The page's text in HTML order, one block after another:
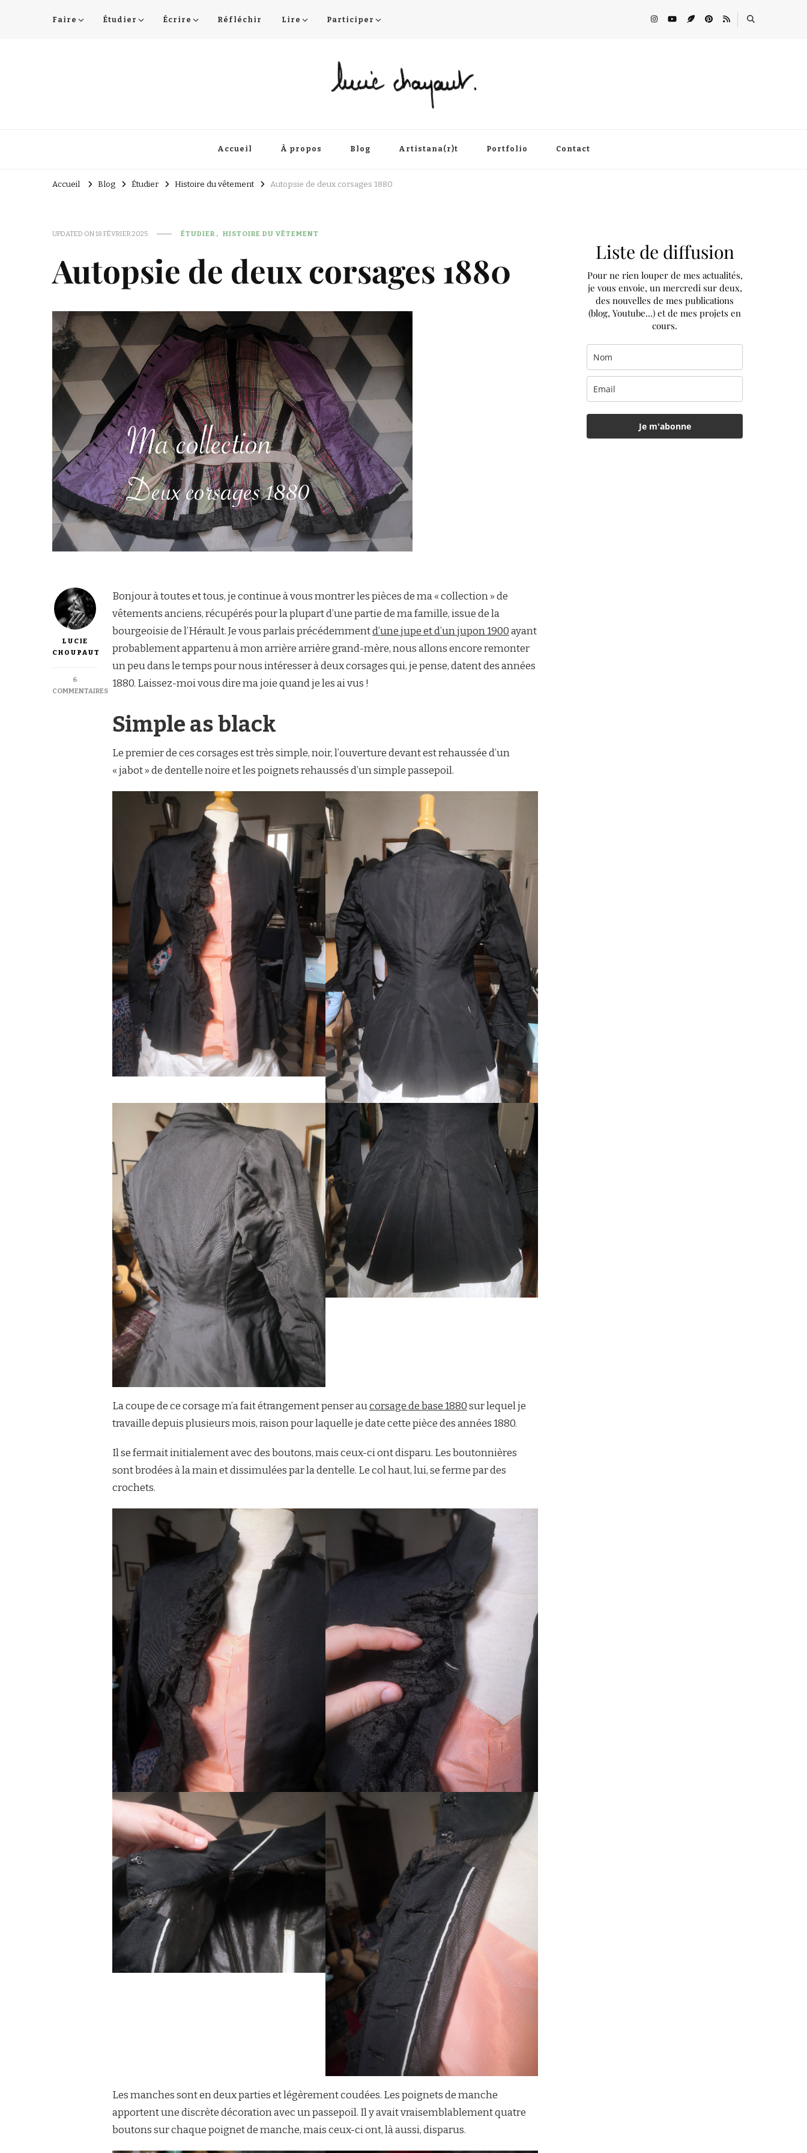
Faire Étudier Écrire Réfléchir Lire Participer
Accueil À propos Blog Artistana(r)t Portfolio Contact
Accueil Blog Étudier Histoire du vêtement Autopsie de deux corsages 1880
UPDATED ON18 FÉVRIER 2025 ÉTUDIER HISTOIRE DU VÊTEMENT
Autopsie de deux corsages 1880
LUCIE
CHOUPAUT
6
COMMENTAIRES
Bonjour à toutes et tous, je continue à vous montrer les pièces de ma « collection » de
vêtements anciens, récupérés pour la plupart d’une partie de ma famille, issue de la
bourgeoisie de l’Hérault. Je vous parlais précédemmentd’une jupe et d’un jupon 1900ayant
probablement appartenu à mon arrière arrière grand-mère, nous allons encore remonter
un peu dans le temps pour nous intéresser à deux corsages qui, je pense, datent des années
1880. Laissez-moi vous dire ma joie quand je les ai vus !
Simple as black
Le premier de ces corsages est très simple, noir, l’ouverture devant est rehaussée d’un
« jabot » de dentelle noire et les poignets rehaussés d’un simple passepoil.
La coupe de ce corsage m’a fait étrangement penser aucorsage de base 1880sur lequel je
travaille depuis plusieurs mois, raison pour laquelle je date cette pièce des années 1880.
Il se fermait initialement avec des boutons, mais ceux-ci ont disparu. Les boutonnières
sont brodées à la main et dissimulées par la dentelle. Le col haut, lui, se ferme par des
crochets.
Les manches sont en deux parties et légèrement coudées. Les poignets de manche
apportent une discrète décoration avec un passepoil. Il y avait vraisemblablement quatre
boutons sur chaque poignet de manche, mais ceux-ci ont, là aussi, disparus.
Liste de diffusion
Pour ne rien louper de mes actualités,
je vous envoie, un mercredi sur deux,
des nouvelles de mes publications
(blog, Youtube...) et de mes projets en
cours.
Je m'abonne